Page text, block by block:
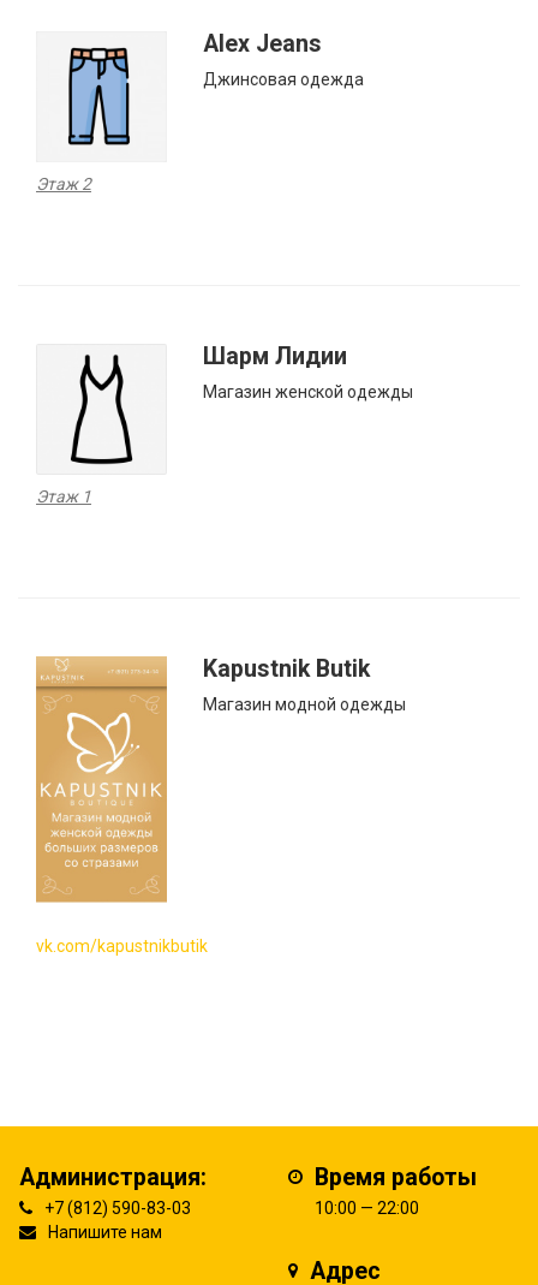
Alex Jeans
Джинсовая одежда
Этаж 2
Шарм Лидии
Магазин женской одежды
Этаж 1
Kapustnik Butik
Магазин модной одежды
vk.com/kapustnikbutik
Администрация:
+7 (812) 590-83-03
Напишите нам
Время работы
10:00 — 22:00
Адрес